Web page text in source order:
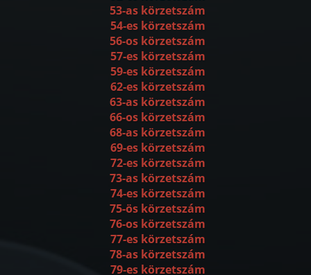
53-as körzetszám
54-es körzetszám
56-os körzetszám
57-es körzetszám
59-es körzetszám
62-es körzetszám
63-as körzetszám
66-os körzetszám
68-as körzetszám
69-es körzetszám
72-es körzetszám
73-as körzetszám
74-es körzetszám
75-ös körzetszám
76-os körzetszám
77-es körzetszám
78-as körzetszám
79-es körzetszám